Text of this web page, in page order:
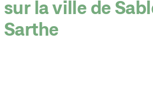
sur la ville de
Sarthe